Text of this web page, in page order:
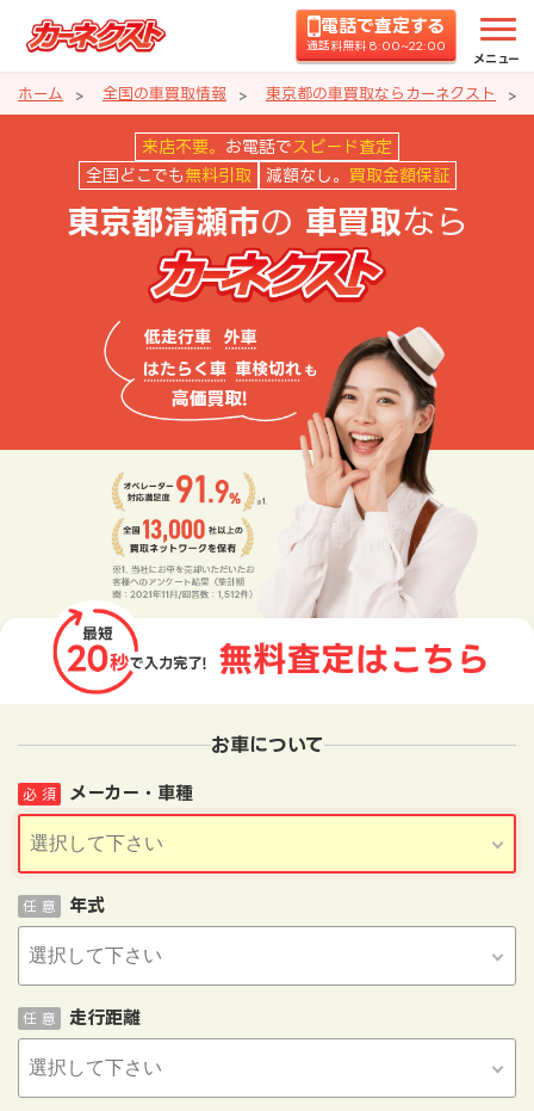
電話で査定する
通話料無料 8:00~22:00
メニュー
ホーム 全国の車買取情報 東京都の車買取ならカーネクスト
東京都清瀬市の車買取ならカー
来店不要。 お電話で スピード査定
全国どこでも 無料引取 減額なし。 買取金額保証
東京都清瀬市の 車買取なら
お車について
メーカー・車種
必 須
年式
任 意
走行距離
任 意